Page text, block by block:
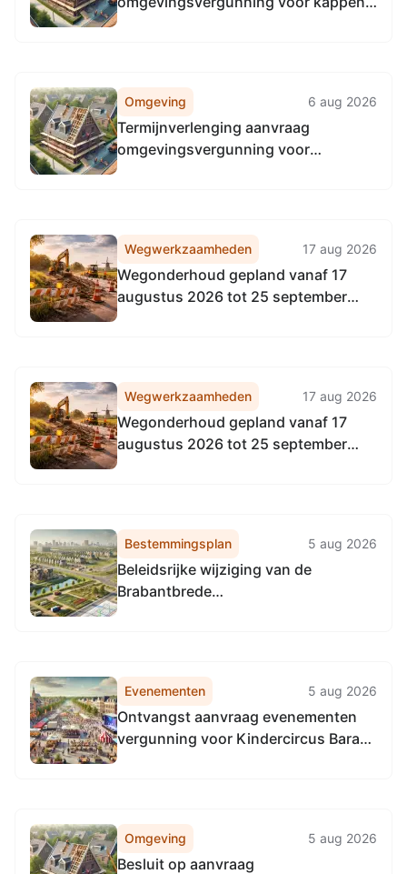
Omgeving 6 aug 2026
Termijnverlenging aanvraag
omgevingsvergunning voor
Wegwerkzaamheden 17 aug 2026
Wegonderhoud gepland vanaf 17
augustus 2026 tot 25 september
Wegwerkzaamheden 17 aug 2026
Wegonderhoud gepland vanaf 17
augustus 2026 tot 25 september
Bestemmingsplan 5 aug 2026
Beleidsrijke wijziging van de
Brabantbrede
Evenementen 5 aug 2026
Ontvangst aanvraag evenementen
vergunning voor Kindercircus Barani
Omgeving 5 aug 2026
Besluit op aanvraag